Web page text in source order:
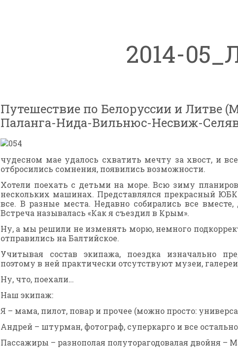
2014-
Путешествие по Белоруссии и Литве
Паланга-Нида-Вильнюс-Несвиж-
чудесном мае удалось схватить мечту за хвост, и
отбросились сомнения, появились возможности.
Хотели поехать с детьми на море. Всю зиму
нескольких машинах. Представлялся прекрасный
все. В разные места. Недавно собирались все
Встреча называлась «Как я съездил в Крым».
Ну, а мы решили не изменять морю, немного
отправились на Балтийское.
Учитывая состав экипажа, поездка изначально
поэтому в ней практически отсутствуют музеи,
Ну, что, поехали…
Наш экипаж:
Я – мама, пилот, повар и прочее (можно просто:
Андрей – штурман, фотограф, суперкарго и все
Пассажиры – разнополая полуторагодовалая двойня –